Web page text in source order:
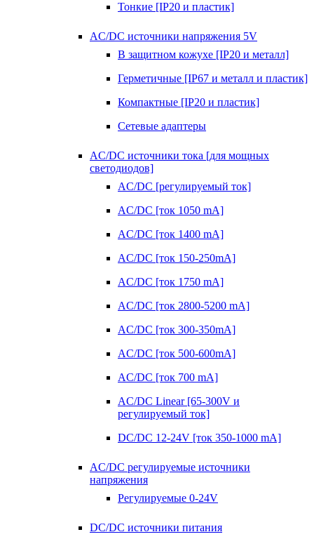
Тонкие [IP20 и пластик]
AC/DC источники напряжения 5V
В защитном кожухе [IP20 и металл]
Герметичные [IP67 и металл и пластик]
Компактные [IP20 и пластик]
Сетевые адаптеры
AC/DC источники тока [для мощных
светодиодов]
AC/DC [регулируемый ток]
AC/DC [ток 1050 mA]
AC/DC [ток 1400 mA]
AC/DC [ток 150-250mA]
AC/DC [ток 1750 mA]
AC/DC [ток 2800-5200 mA]
AC/DC [ток 300-350mA]
AC/DC [ток 500-600mA]
AC/DC [ток 700 mA]
AC/DC Linear [65-300V и
регулируемый ток]
DC/DC 12-24V [ток 350-1000 mA]
AC/DC регулируемые источники
напряжения
Регулируемые 0-24V
DC/DC источники питания